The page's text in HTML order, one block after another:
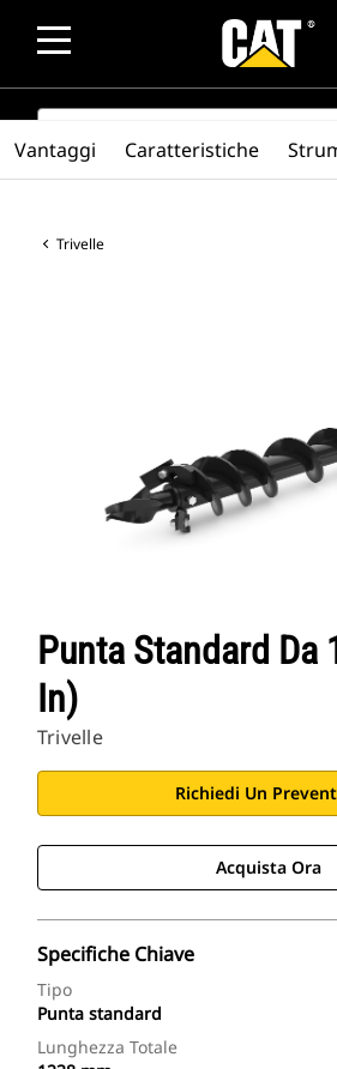
SEARCH
Trivelle
Punta Standard Da
In)
Trivelle
Richiedi Un
Acquista Ora
Specifiche Chiave
Tipo
Punta standard
Lunghezza Totale
Vantaggi Caratteristiche